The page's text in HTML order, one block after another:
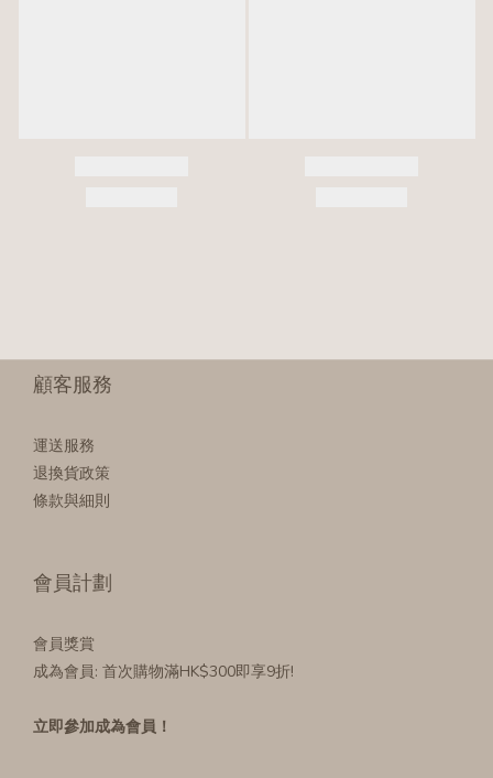
顧客服務
運送服務
退換貨政策
條款與細則
會員計劃
會員獎賞
成為會員: 首次購物滿HK$300即享9折!
立即參加成為會員！